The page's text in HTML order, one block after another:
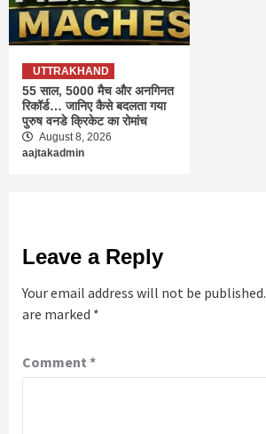
UTTRAKHAND
55 साल, 5000 मैच और अनगिनत
रिकॉर्ड… जानिए कैसे बदलता गया
पुरुष वनडे क्रिकेट का रोमांच
August 8, 2026
aajtakadmin
Leave a Reply
Your email address will not be published.
are marked *
Comment *